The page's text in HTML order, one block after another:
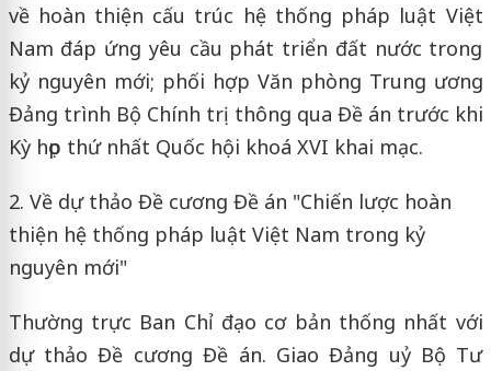
về hoàn thiện cấu trúc hệ thống pháp luật Việt
Nam đáp ứng yêu cầu phát triển đất nước trong
kỷ nguyên mới; phối hợp Văn phòng Trung ương
Đảng trình Bộ Chính trị thông qua Đề án trước khi
Kỳ họp thứ nhất Quốc hội khoá XVI khai mạc.
2. Về dự thảo Đề cương Đề án "Chiến lược hoàn
thiện hệ thống pháp luật Việt Nam trong kỷ
nguyên mới"
Thường trực Ban Chỉ đạo cơ bản thống nhất với
dự thảo Đề cương Đề án. Giao Đảng uỷ Bộ Tư